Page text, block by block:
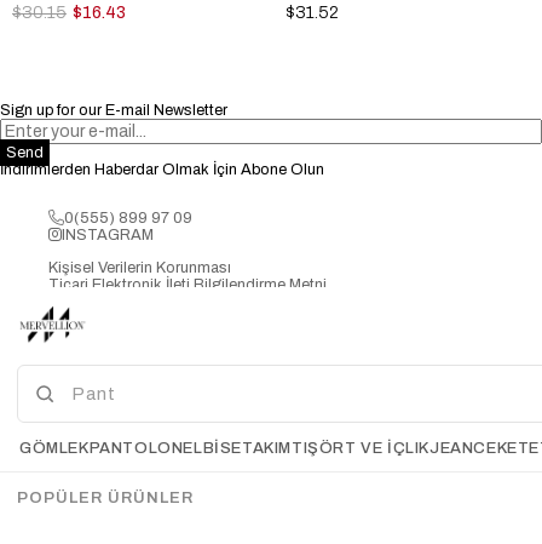
$16.43
$30.15 $31.52
Sign up for our E-mail Newsletter
Send
İndirimlerden Haberdar Olmak İçin Abone Olun
0(555) 899 97 09
INSTAGRAM
Kişisel Verilerin Korunması
Ticari Elektronik İleti Bilgilendirme Metni
GÖMLEKPANTOLONELBİSETAKIM TIŞÖRT VE İÇLIKJEANCEKET
POPÜLER ÜRÜNLER